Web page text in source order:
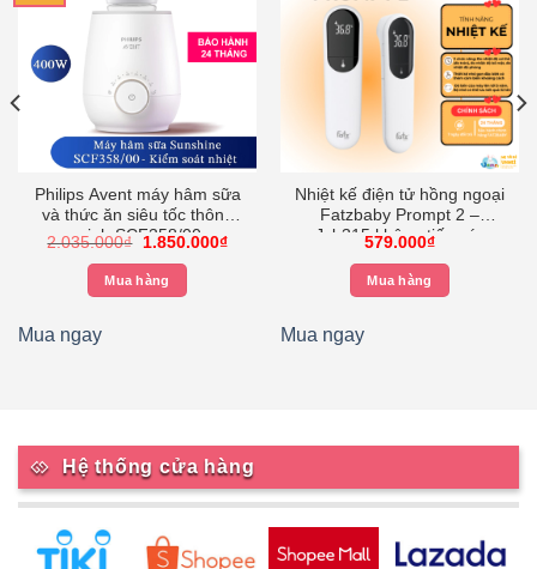
Philips Avent máy hâm sữa
và thức ăn siêu tốc thông
minh SCF358/00
2.035.000₫
Giá
là:
2.035.000₫.
1.850.000₫Giá
Mua hàng
Mua ngay
Nhiệt kế điện tử hồng ngoại
Fatzbaby Prompt 2 –
Jxb315 không tiếp xúc
579.000₫
Mua hàng
Mua ngay
Hệ thống cửa hàng